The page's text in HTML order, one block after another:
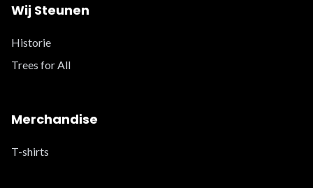
Wij Steunen
Historie
Trees for All
Merchandise
T-shirts